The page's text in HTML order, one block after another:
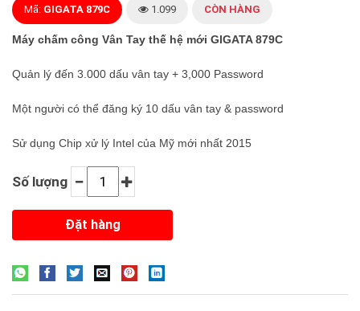
Mã: GIGATA 879C 1.099 CÒN HÀNG
Máy chấm công Vân Tay thế hệ mới GIGATA 879C
Quản lý đến 3.000 dấu vân tay + 3,000 Password
Một người có thể đăng ký 10 dấu vân tay & password
Sử dụng Chip xử lý Intel của Mỹ mới nhất 2015
Số lượng